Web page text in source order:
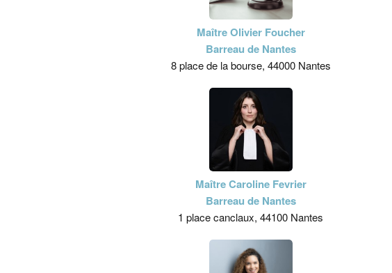
Maître Olivier Foucher
Barreau de Nantes
8 place de la bourse, 44000 Nantes
Maître Caroline Fevrier
Barreau de Nantes
1 place canclaux, 44100 Nantes